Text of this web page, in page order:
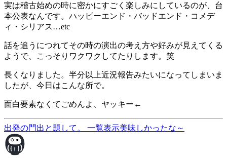
実は稽古始めの時に密かにすごく楽しみにしているのが、台
本公表なんです。ハッピーエンド・バッドエンド・コメデ
ィ・シリアス…etc
話を追うにつれてその時の演出の考え方や好みが見えてくる
ようで、こっそりワクワクしてたりします。笑
長くなりました。半分以上近況報告みたいになってしまいま
したが、今日はこんな所で。
面白要素なくてごめんよ、ヤッキー←
出発の門出と題して。 一覧表示美味しかったな～